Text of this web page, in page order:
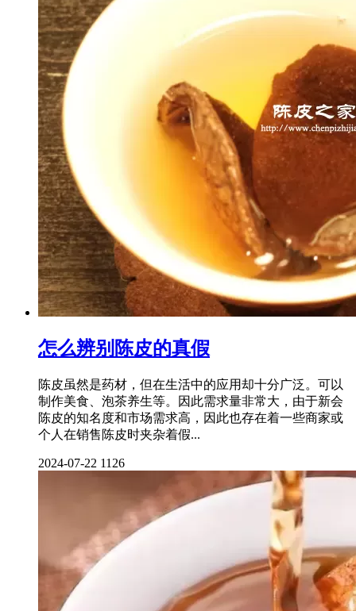
怎么辨别陈皮的真假
陈皮虽然是药材，但在生活中的应用却十分广泛。可以
制作美食、泡茶养生等。因此需求量非常大，由于新会
陈皮的知名度和市场需求高，因此也存在着一些商家或
个人在销售陈皮时夹杂着假...
2024-07-22 1126